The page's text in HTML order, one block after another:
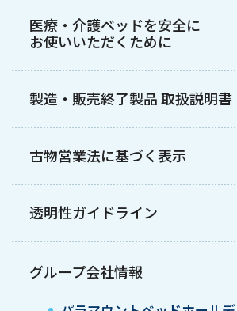
医療・介護ベッドを安全に
お使いいただくために
製造・販売終了製品 取扱説明書
古物営業法に基づく表示
透明性ガイドライン
グループ会社情報